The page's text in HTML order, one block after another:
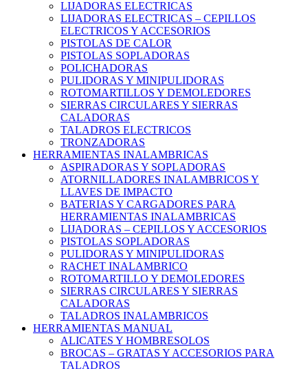
LIJADORAS ELECTRICAS
LIJADORAS ELECTRICAS – CEPILLOS
ELECTRICOS Y ACCESORIOS
PISTOLAS DE CALOR
PISTOLAS SOPLADORAS
POLICHADORAS
PULIDORAS Y MINIPULIDORAS
ROTOMARTILLOS Y DEMOLEDORES
SIERRAS CIRCULARES Y SIERRAS
CALADORAS
TALADROS ELECTRICOS
TRONZADORAS
HERRAMIENTAS INALAMBRICAS
ASPIRADORAS Y SOPLADORAS
ATORNILLADORES INALAMBRICOS Y
LLAVES DE IMPACTO
BATERIAS Y CARGADORES PARA
HERRAMIENTAS INALAMBRICAS
LIJADORAS – CEPILLOS Y ACCESORIOS
PISTOLAS SOPLADORAS
PULIDORAS Y MINIPULIDORAS
RACHET INALAMBRICO
ROTOMARTILLO Y DEMOLEDORES
SIERRAS CIRCULARES Y SIERRAS
CALADORAS
TALADROS INALAMBRICOS
HERRAMIENTAS MANUAL
ALICATES Y HOMBRESOLOS
BROCAS – GRATAS Y ACCESORIOS PARA
TALADROS